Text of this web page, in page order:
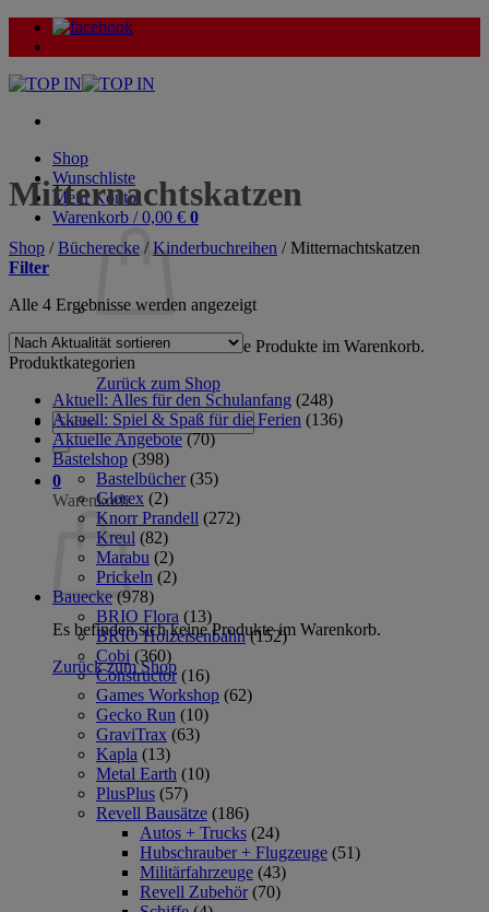
Zum
Inhalt
Shop
Wunschliste
Mein Konto
Warenkorb /0,00 € 0
Es befinden sich keine Produkte im Warenkorb.
Zurück zum Shop
Suche
nach:
0
Warenkorb
Es befinden sich keine Produkte im Warenkorb.
Zurück zum Shop
Mitternachtskatzen
Shop / Bücherecke / Kinderbuchreihen /Mitternachtskatzen
Filter
Alle 4 Ergebnisse werden angezeigtNach
sortiert
Produktkategorien
Aktuell: Alles für den Schulanfang (248)
Aktuell: Spiel & Spaß für die Ferien (136)
Aktuelle Angebote (70)
Bastelshop (398)
Bastelbücher (35)
Glorex (2)
Knorr Prandell (272)
Kreul (82)
Marabu (2)
Prickeln (2)
Bauecke (978)
BRIO Flora (13)
BRIO Holzeisenbahn (152)
Cobi (360)
Constructor (16)
Games Workshop (62)
Gecko Run (10)
GraviTrax (63)
Kapla (13)
Metal Earth (10)
PlusPlus (57)
Revell Bausätze (186)
Autos + Trucks (24)
Hubschrauber + Flugzeuge (51)
Militärfahrzeuge (43)
Revell Zubehör (70)